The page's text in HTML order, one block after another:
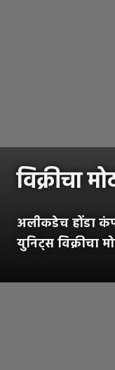
विक्रीचा
अलीकडेच होंडा
युनिट्स विक्रीचा